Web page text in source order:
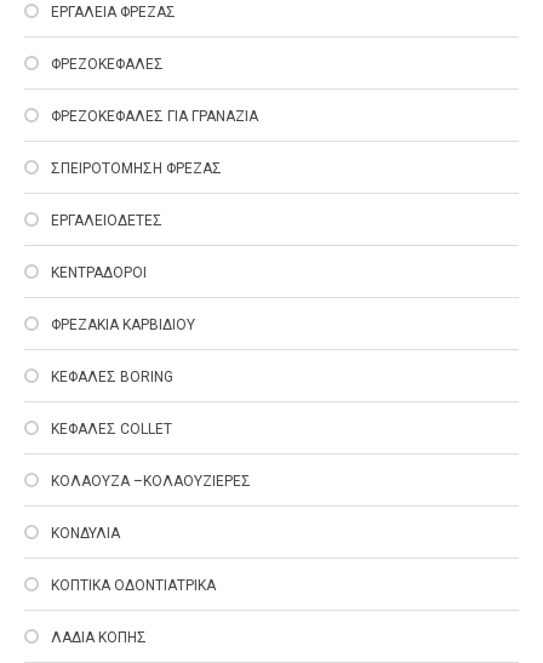
ΕΡΓΑΛΕΙΑ ΦΡΕΖΑΣ
ΦΡΕΖΟΚΕΦΑΛΕΣ
ΦΡΕΖΟΚΕΦΑΛΕΣ ΓΙΑ ΓΡΑΝΑΖΙΑ
ΣΠΕΙΡΟΤΟΜΗΣΗ ΦΡΕΖΑΣ
ΕΡΓΑΛΕΙΟΔΕΤΕΣ
ΚΕΝΤΡΑΔΟΡΟΙ
ΦΡΕΖΑΚΙΑ ΚΑΡΒΙΔΙΟΥ
ΚΕΦΑΛΕΣ ΒΟRING
ΚΕΦΑΛΕΣ COLLET
ΚΟΛΑΟΥΖΑ –ΚΟΛΑΟΥΖΙΕΡΕΣ
ΚΟΝΔΥΛΙΑ
ΚΟΠΤΙΚΑ ΟΔΟΝΤΙΑΤΡΙΚΑ
ΛΑΔΙΑ ΚΟΠΗΣ